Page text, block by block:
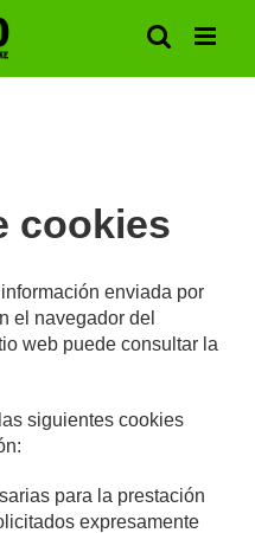
cookies
enviada por
el navegador del
web puede consultar la
siguientes cookies
para la prestación
expresamente